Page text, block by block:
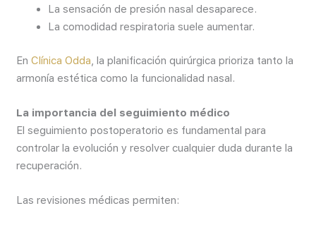
La sensación de presión nasal desaparece.
La comodidad respiratoria suele aumentar.
EnClínica Odda, la planificación quirúrgica prioriza tanto la
armonía estética como la funcionalidad nasal.
La importancia del seguimiento médico
El seguimiento postoperatorio es fundamental para
controlar la evolución y resolver cualquier duda durante la
recuperación.
Las revisiones médicas permiten: